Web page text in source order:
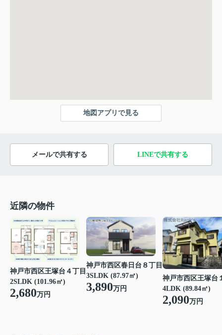
地図アプリで見る
メールで共有する LINEで共有する
近隣の物件
神戸市西区王塚台４丁目
2SLDK (101.96㎡)
2,680万円
神戸市西区春日台８丁目
3SLDK (87.97㎡)
3,890万円
神戸市西区王塚台
4LDK (89.84㎡)
2,090万円